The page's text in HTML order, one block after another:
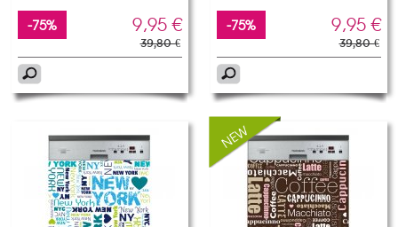
-75% 9,95 €
39,80 €
-75% 9,95 €
39,80 €